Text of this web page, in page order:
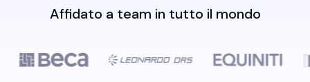
Affidato a team in tutto il mondo